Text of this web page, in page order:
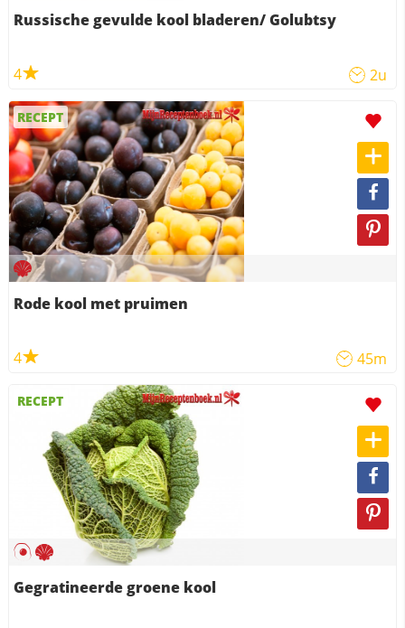
Russische gevulde kool bladeren/ Golubtsy
4 2u
RECEPT
Rode kool met pruimen
4 45m
RECEPT
Gegratineerde groene kool